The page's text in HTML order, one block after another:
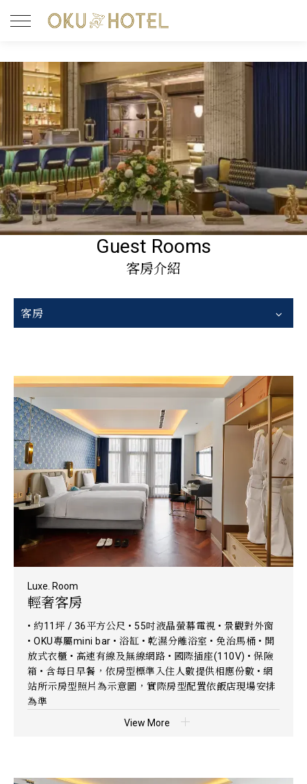
Guest Rooms
客房介紹
客房
Luxe. Room
輕奢客房
• 約11坪 / 36平方公尺 • 55吋液晶螢幕電視 • 景觀對外窗
• OKU專屬mini bar • 浴缸 • 乾濕分離浴室 • 免治馬桶 • 開
放式衣櫃 • 高速有線及無線網路 • 國際插座(110V) • 保險
箱 • 含每日早餐，依房型標準入住人數提供相應份數 • 網
站所示房型照片為示意圖，實際房型配置依飯店現場安排
為準
View More